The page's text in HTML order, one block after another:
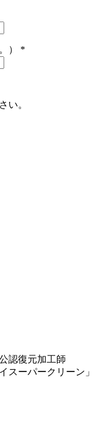
） *
い。
認復元加工師
スーパークリーン」